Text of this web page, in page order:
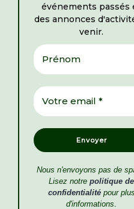
événements passés
des annonces
venir.
Nous n'envoyons pas de
Lisez notre politique de
confidentialitépour plus
d'informations.